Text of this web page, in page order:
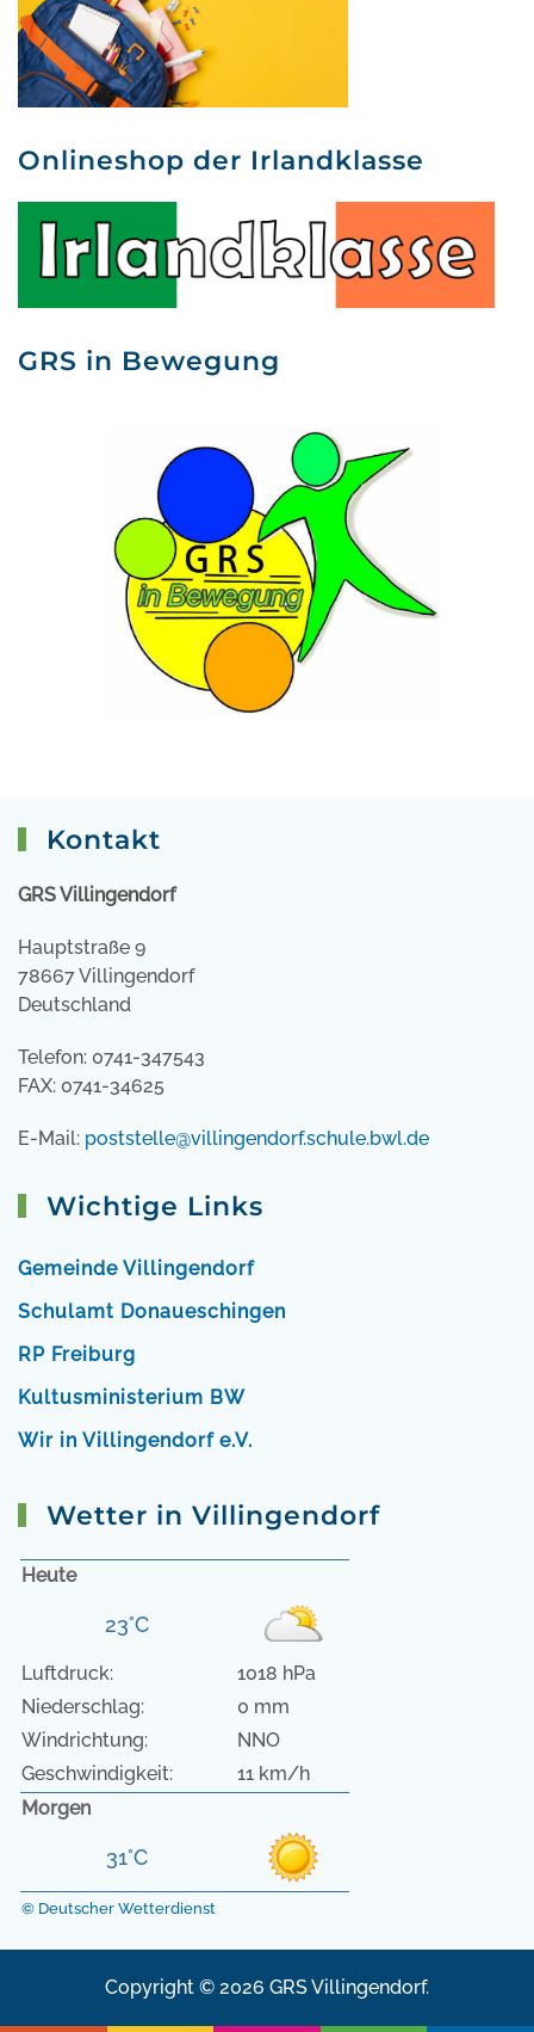
Onlineshop der Irlandklasse
GRS in Bewegung
Kontakt
GRS Villingendorf
Hauptstraße 9
78667 Villingendorf
Deutschland
Telefon: 0741-347543
FAX: 0741-34625
E-Mail: poststelle@villingendorf.schule.bwl.de
Wichtige Links
Gemeinde Villingendorf
Schulamt Donaueschingen
RP Freiburg
Kultusministerium BW
Wir in Villingendorf e.V.
Wetter in Villingendorf
Heute
23°C
Luftdruck:
1018 hPa
Niederschlag:
0 mm
Windrichtung:
NNO
Geschwindigkeit:
11 km/h
Morgen
31°C
© Deutscher Wetterdienst
Copyright © 2026 GRS Villingendorf.